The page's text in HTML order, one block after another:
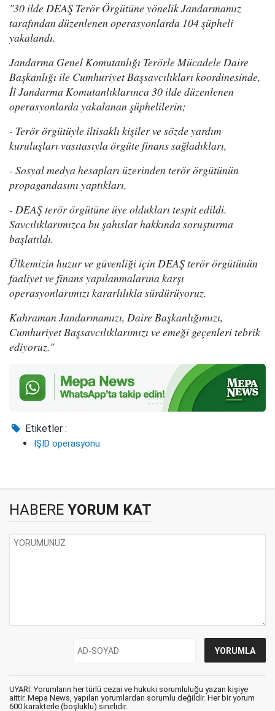
"30 ilde DEAŞ Terör Örgütüne yönelik Jandarmamız
tarafından düzenlenen operasyonlarda 104 şüpheli
yakalandı.
Jandarma Genel Komutanlığı Terörle Mücadele Daire
Başkanlığı ile Cumhuriyet Başsavcılıkları koordinesinde,
İl Jandarma Komutanlıklarınca 30 ilde düzenlenen
operasyonlarda yakalanan şüphelilerin;
- Terör örgütüyle iltisaklı kişiler ve sözde yardım
kuruluşları vasıtasıyla örgüte finans sağladıkları,
- Sosyal medya hesapları üzerinden terör örgütünün
propagandasını yaptıkları,
- DEAŞ terör örgütüne üye oldukları tespit edildi.
Savcılıklarımızca bu şahıslar hakkında soruşturma
başlatıldı.
Ülkemizin huzur ve güvenliği için DEAŞ terör örgütünün
faaliyet ve finans yapılanmalarına karşı
operasyonlarımızı kararlılıkla sürdürüyoruz.
Kahraman Jandarmamızı, Daire Başkanlığımızı,
Cumhuriyet Başsavcılıklarımızı ve emeği geçenleri tebrik
ediyoruz."
Etiketler :
IŞİD operasyonu
HABERE YORUM KAT
UYARI: Yorumların her türlü cezai ve hukuki sorumluluğu yazan kişiye
aittir. Mepa News, yapılan yorumlardan sorumlu değildir. Her bir yorum
600 karakterle (boşluklu) sınırlıdır.